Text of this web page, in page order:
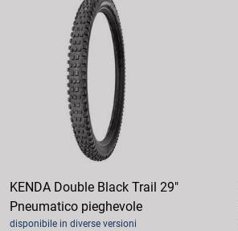
KENDA Double Black Trail 29"
Pneumatico pieghevole
disponibile in diverse versioni